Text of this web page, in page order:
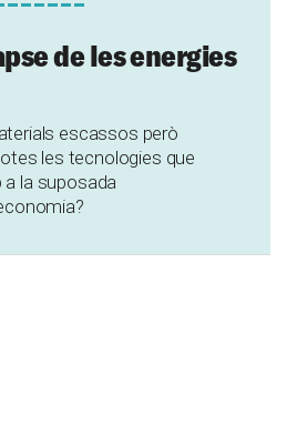
de les energies
escassos però
les tecnologies que
la suposada